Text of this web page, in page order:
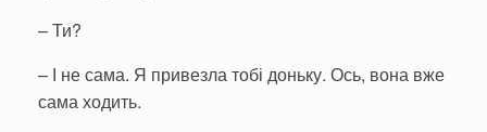
– Ти?
– І не сама. Я привезла тобі доньку. Ось, вона вже
сама ходить.